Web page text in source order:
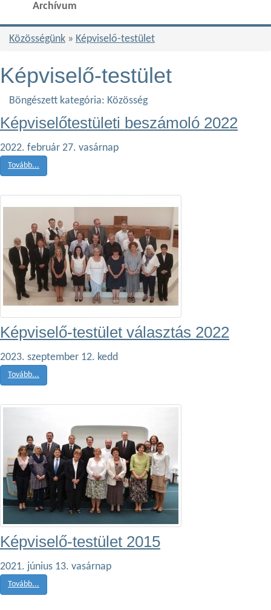
Archívum
Közösségünk » Képviselő-testület
Képviselő-testület
Böngészett kategória: Közösség
Képviselőtestületi beszámoló 2022
2022. február 27. vasárnap
Tovább...
Képviselő-testület választás 2022
2023. szeptember 12. kedd
Tovább...
Képviselő-testület 2015
2021. június 13. vasárnap
Tovább...